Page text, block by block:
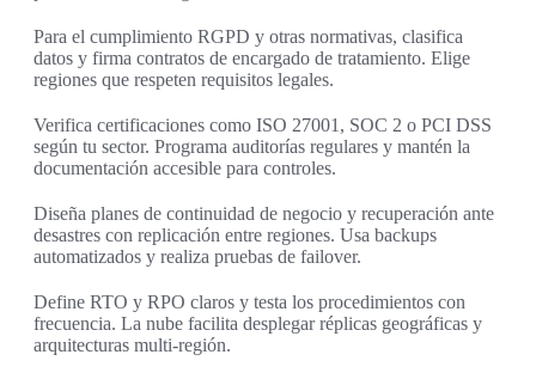
Para el cumplimiento RGPD y otras normativas, clasifica
datos y firma contratos de encargado de tratamiento. Elige
regiones que respeten requisitos legales.
Verifica certificaciones como ISO 27001, SOC 2 o PCI DSS
según tu sector. Programa auditorías regulares y mantén la
documentación accesible para controles.
Diseña planes de continuidad de negocio y recuperación ante
desastres con replicación entre regiones. Usa backups
automatizados y realiza pruebas de failover.
Define RTO y RPO claros y testa los procedimientos con
frecuencia. La nube facilita desplegar réplicas geográficas y
arquitecturas multi-región.